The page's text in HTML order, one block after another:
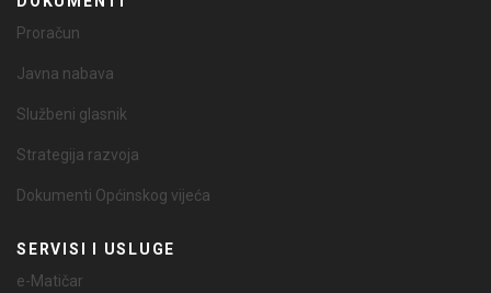
Proračun
Javna nabava
Službeni glasnik
Strategija razvoja
Dokumenti Općinskog vijeća
SERVISI I USLUGE
e-Matičar